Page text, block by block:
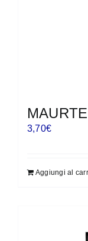
3,70€
Aggiungi al